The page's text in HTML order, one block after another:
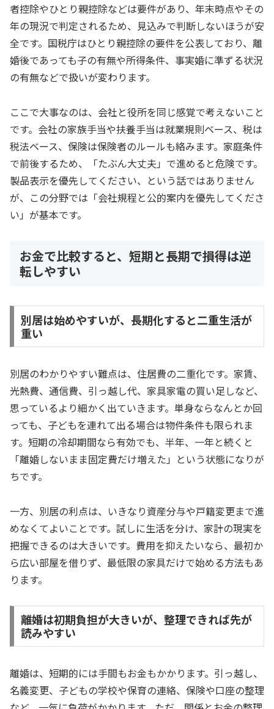
者控除やひとり親控除などは要件があり、年末時点やその
年の現況で判定されるため、見込みで判断しないほうが安
全です。国税庁はひとり親控除の要件を公表しており、離
婚後であっても子の有無や所得条件、事実婚に準ずる状況
の有無などで扱いが変わります。
ここで大事なのは、会社と役所を同じ感覚で考えないこと
です。会社の家族手当や扶養手当は就業規則ベース、税は
税法ベース、保険は保険者のルールも絡みます。家庭条件
で前後するため、「たぶん大丈夫」で進めると危険です。
製品表示を優先してください、という話ではありません
が、この分野では「会社規程と公的案内を優先してくださ
い」が基本です。
お金で比較すると、短期と長期で損得は逆
転しやすい
別居は始めやすいが、長期化すると二重生活が
重い
別居のわかりやすい難点は、住居費の二重化です。家賃、
光熱費、通信費、引っ越し代、家具家電の買い足しなど、
思っているより細かく出ていきます。単身ならなんとか回
っても、子どもを連れて出る場合は物件条件も限られま
す。短期の冷却期間なら有効でも、半年、一年と続くと
「離婚しないまま固定費だけ増えた」という状態になりが
ちです。
一方、別居の利点は、いきなり資産分与や戸籍変更まで進
めなくてよいことです。試しに生活を分け、家計の現実を
把握できるのは大きいです。費用を抑えたいなら、最初か
ら広い部屋を借りず、最低限の家具だけで始める方法もあ
ります。
離婚は初期負担が大きいが、整理できれば先が
読みやすい
離婚は、短期的には手間もお金もかかります。引っ越し、
名義変更、子どもの学校や保育の連絡、保険や口座の整理